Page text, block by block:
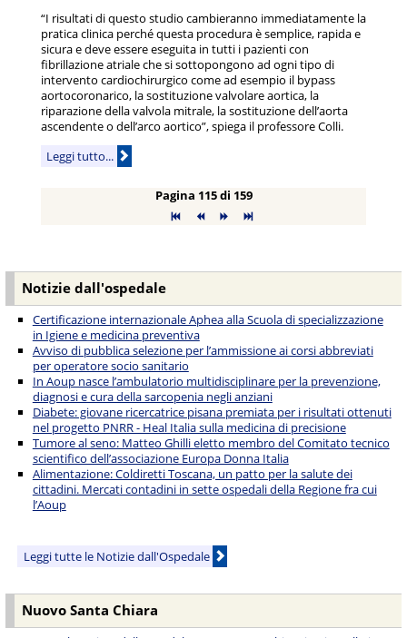
“I risultati di questo studio cambieranno immediatamente la
pratica clinica perché questa procedura è semplice, rapida e
sicura e deve essere eseguita in tutti i pazienti con
fibrillazione atriale che si sottopongono ad ogni tipo di
intervento cardiochirurgico come ad esempio il bypass
aortocoronarico, la sostituzione valvolare aortica, la
riparazione della valvola mitrale, la sostituzione dell’aorta
ascendente o dell’arco aortico”, spiega il professore Colli.
Leggi tutto...
Pagina 115 di 159
Notizie dall'ospedale
Certificazione internazionale Aphea alla Scuola di specializzazione
in Igiene e medicina preventiva
Avviso di pubblica selezione per l’ammissione ai corsi abbreviati
per operatore socio sanitario
In Aoup nasce l’ambulatorio multidisciplinare per la prevenzione,
diagnosi e cura della sarcopenia negli anziani
Diabete: giovane ricercatrice pisana premiata per i risultati ottenuti
nel progetto PNRR - Heal Italia sulla medicina di precisione
Tumore al seno: Matteo Ghilli eletto membro del Comitato tecnico
scientifico dell’associazione Europa Donna Italia
Alimentazione: Coldiretti Toscana, un patto per la salute dei
cittadini. Mercati contadini in sette ospedali della Regione fra cui
l’Aoup
Leggi tutte le Notizie dall'Ospedale
Nuovo Santa Chiara